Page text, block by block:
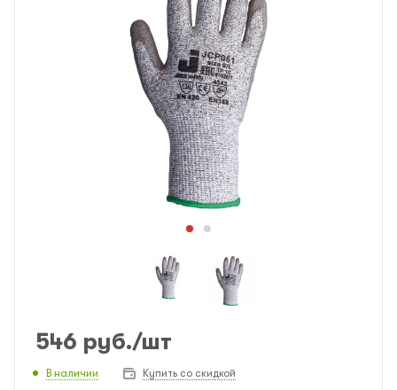
546 руб./шт
В наличии Купить со скидкой